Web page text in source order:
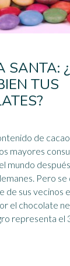
SANTA:
TUS
de
mayores
mundo
Pero se
de sus vecinos
el chocolate
representa el